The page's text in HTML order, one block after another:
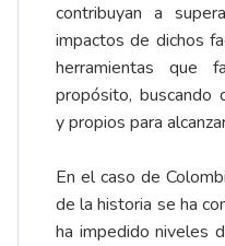
contribuyan a
impactos de dichos
herramientas que
propósito, buscando
y propios para
En el caso de
de la historia se ha
ha impedido niveles